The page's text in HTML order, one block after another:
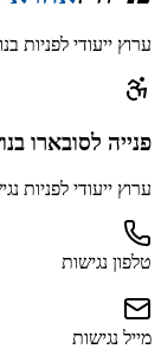
ערוץ ייעודי לפניות
פנייה לסובארו
ערוץ ייעודי לפניות
טלפון נגישות
מייל נגישות